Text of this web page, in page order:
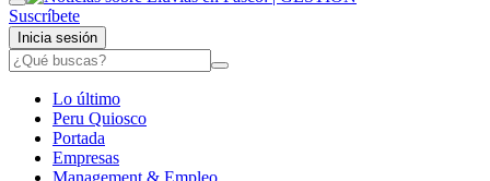
Suscríbete
Inicia sesión
Lo último
Peru Quiosco
Portada
Empresas
Management & Empleo